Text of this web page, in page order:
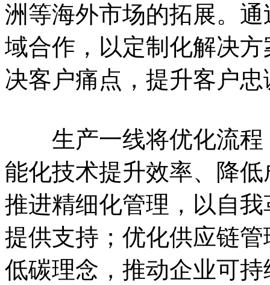
洲等海外市场的拓展。
域合作，以定制化解决
决客户痛点，提升客户
生产一线将优化流程
能化技术提升效率、降
推进精细化管理，以自
提供支持；优化供应链
低碳理念，推动企业可